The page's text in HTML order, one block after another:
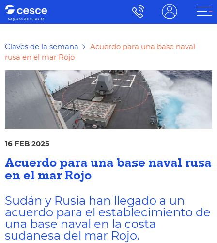
Claves de la semana
Acuerdo para una base naval
rusa en el mar Rojo
16 FEB 2025
Acuerdo para una base naval rusa
en el mar Rojo
Sudán y Rusia han llegado a un
acuerdo para el establecimiento de
una base naval en la costa
sudanesa del mar Rojo.